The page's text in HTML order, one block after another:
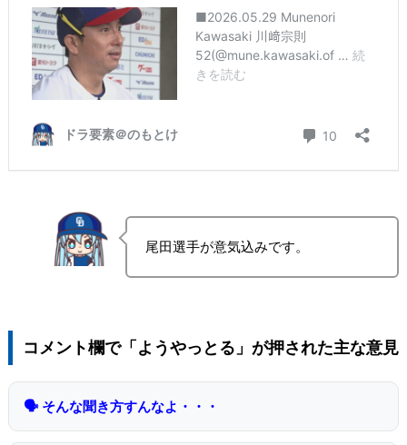
尾田選手が意気込みです。
コメント欄で「ようやっとる」が押された主な意見
🗣 そんな聞き方すんなよ・・・